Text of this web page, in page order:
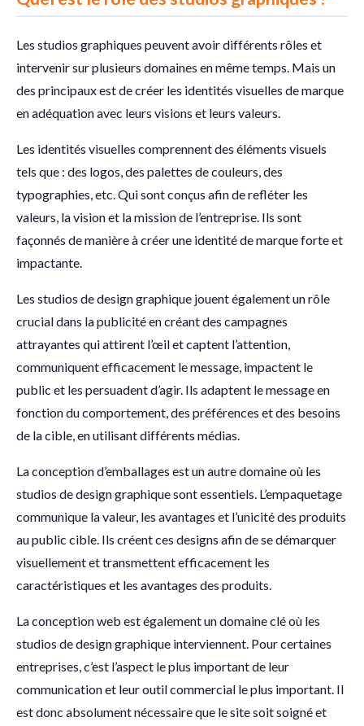
Les studios graphiques peuvent avoir différents rôles et
intervenir sur plusieurs domaines en même temps. Mais un
des principaux est de créer les identités visuelles de marque
en adéquation avec leurs visions et leurs valeurs.
Les identités visuelles comprennent des éléments visuels
tels que : des logos, des palettes de couleurs, des
typographies, etc. Qui sont conçus afin de refléter les
valeurs, la vision et la mission de l’entreprise. Ils sont
façonnés de manière à créer une identité de marque forte et
impactante.
Les studios de design graphique jouent également un rôle
crucial dans la publicité en créant des campagnes
attrayantes qui attirent l’œil et captent l’attention,
communiquent efficacement le message, impactent le
public et les persuadent d’agir. Ils adaptent le message en
fonction du comportement, des préférences et des besoins
de la cible, en utilisant différents médias.
La conception d’emballages est un autre domaine où les
studios de design graphique sont essentiels. L’empaquetage
communique la valeur, les avantages et l’unicité des produits
au public cible. Ils créent ces designs afin de se démarquer
visuellement et transmettent efficacement les
caractéristiques et les avantages des produits.
La conception web est également un domaine clé où les
studios de design graphique interviennent. Pour certaines
entreprises, c’est l’aspect le plus important de leur
communication et leur outil commercial le plus important. Il
est donc absolument nécessaire que le site soit soigné et